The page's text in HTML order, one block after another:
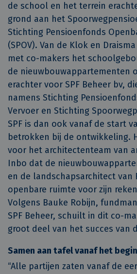
de school en het terrein
grond aan het
Stichting Pensioenfonds
(SPOV). Van de Klok en
met co-makers het
de nieuwbouwappartementen
erachter voor SPF Beheer bv,
namens Stichting
Vervoer en Stichting
SPF is dan ook vanaf de start
betrokken bij de ontwikkeling.
voor het architectenteam van
Inbo dat de
en de landschapsarchitect van
openbare ruimte voor zijn
Volgens Bauke Robijn,
SPF Beheer, schuilt in dit co-
groot deel van het succes van
Samen aan tafel vanaf het begin
“Alle partijen zaten vanaf de